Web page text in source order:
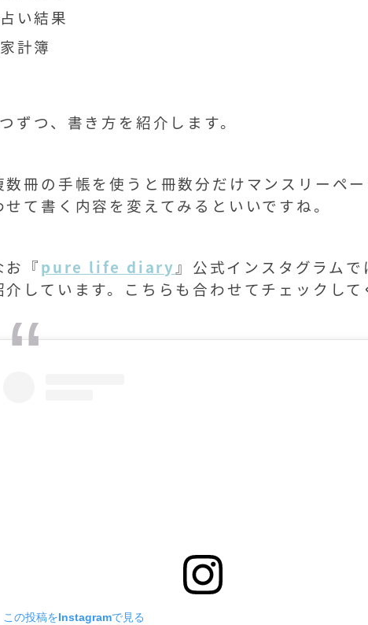
占い結果
家計簿
ずつ、書き方を紹介します。
数冊の手帳を使うと冊数分だけマンスリーペ
せて書く内容を変えてみるといいですね。
お『pure life diary 』公式インスタグラム
介しています。こちらも合わせてチェックして
この投稿をInstagramで見る